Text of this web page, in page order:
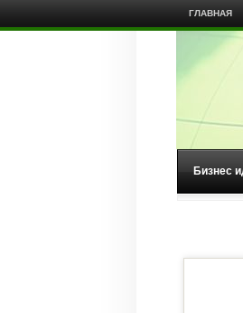
ГЛАВНАЯ
Бизнес